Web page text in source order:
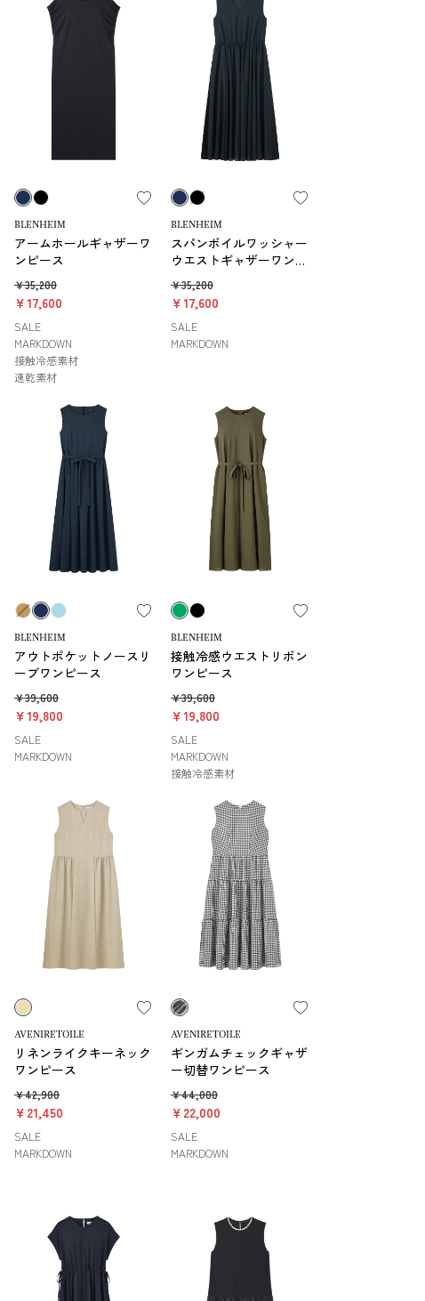
BLENHEIM
アームホールギャザーワ
ンピース
￥35,200
￥17,600
SALE
MARKDOWN
接触冷感素材
速乾素材
BLENHEIM
スパンボイルワッシャー
ウエストギャザーワンピ
￥35,200
￥17,600
SALE
MARKDOWN
BLENHEIM
アウトポケットノースリ
ーブワンピース
￥39,600
￥19,800
SALE
MARKDOWN
BLENHEIM
接触冷感ウエストリボン
ワンピース
￥39,600
￥19,800
SALE
MARKDOWN
接触冷感素材
AVENIRETOILE
リネンライクキーネック
ワンピース
￥42,900
￥21,450
SALE
MARKDOWN
AVENIRETOILE
ギンガムチェックギャザ
ー切替ワンピース
￥44,000
￥22,000
SALE
MARKDOWN